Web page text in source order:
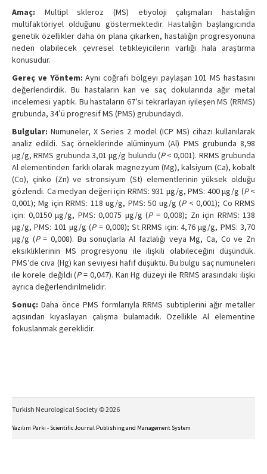
Amaç: Multipl skleroz (MS) etiyoloji çalışmaları hastalığın
multifaktöriyel olduğunu göstermektedir. Hastalığın başlangıcında
genetik özellikler daha ön plana çıkarken, hastalığın progresyonuna
neden olabilecek çevresel tetikleyicilerin varlığı hala araştırma
konusudur.
Gereç ve Yöntem: Aynı coğrafi bölgeyi paylaşan 101 MS hastasını
değerlendirdik. Bu hastaların kan ve saç dokularında ağır metal
incelemesi yaptık. Bu hastaların 67’si tekrarlayan iyileşen MS (RRMS)
grubunda, 34’ü progresif MS (PMS) grubundaydı.
Bulgular: Numuneler, X Series 2 model (ICP MS) cihazı kullanılarak
analiz edildi. Saç örneklerinde alüminyum (Al) PMS grubunda 8,98
μg/g, RRMS grubunda 3,01 μg/g bulundu (P< 0,001). RRMS grubunda
Al elementinden farklı olarak magnezyum (Mg), kalsiyum (Ca), kobalt
(Co), çinko (Zn) ve stronsiyum (St) elementlerinin yüksek olduğu
gözlendi. Ca medyan değeri için RRMS: 931 μg/g, PMS: 400 μg/g (P<
0,001); Mg için RRMS: 118 ug/g, PMS: 50 ug/g (P< 0,001); Co RRMS
için: 0,0150 μg/g, PMS: 0,0075 μg/g (P= 0,008); Zn için RRMS: 138
μg/g, PMS: 101 μg/g (P= 0,008); St RRMS için: 4,76 μg/g, PMS: 3,70
μg/g (P= 0,008). Bu sonuçlarla Al fazlalığı veya Mg, Ca, Co ve Zn
eksikliklerinin MS progresyonu ile ilişkili olabileceğini düşündük.
PMS’de cıva (Hg) kan seviyesi hafif düşüktü. Bu bulgu saç numuneleri
ile korele değildi (P= 0,047). Kan Hg düzeyi ile RRMS arasındaki ilişki
ayrıca değerlendirilmelidir.
Sonuç: Daha önce PMS formlarıyla RRMS subtiplerini ağır metaller
açısından kıyaslayan çalışma bulamadık. Özellikle Al elementine
fokuslanmak gereklidir.
Turkish Neurological Society © 2026
Yazılım Parkı - Scientific Journal Publishing and Management System